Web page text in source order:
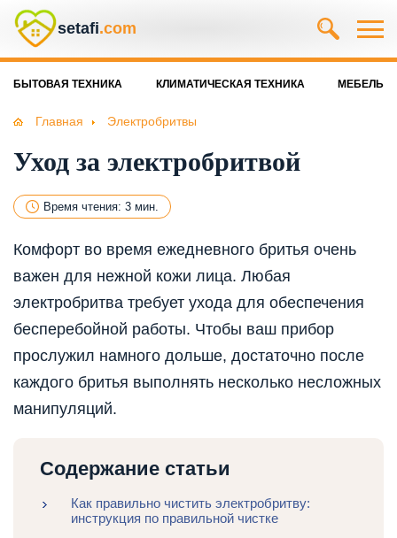
setafi.com
БЫТОВАЯ ТЕХНИКА КЛИМАТИЧЕСКАЯ ТЕХНИКА МЕБЕЛЬ
Главная Электробритвы
Уход за электробритвой
Время чтения: 3 мин.
Комфорт во время ежедневного бритья очень
важен для нежной кожи лица. Любая
электробритва требует ухода для обеспечения
бесперебойной работы. Чтобы ваш прибор
прослужил намного дольше, достаточно после
каждого бритья выполнять несколько несложных
манипуляций.
Содержание статьи
Как правильно чистить электробритву:
инструкция по правильной чистке